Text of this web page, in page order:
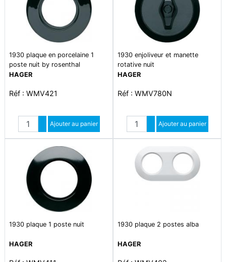
1930 plaque en porcelaine 1
poste nuit by rosenthal
HAGER
Réf : WMV421
Quantité
Augmenter quantité
Diminuer quantité
Ajouter au panier
1930 enjoliveur et manette
rotative nuit
HAGER
Réf : WMV780N
Quantité
Augmenter quantité
Diminuer quantité
Ajouter au panier
1930 plaque 1 poste nuit
HAGER
1930 plaque 2 postes alba
HAGER